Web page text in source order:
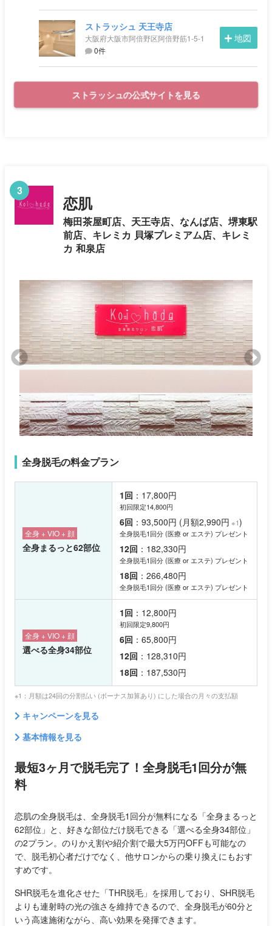
ストラッシュ 天王寺店
大阪府大阪市阿倍野区阿倍野筋1-5-1
0件
地図
ストラッシュの公式サイトを見る
3
恋肌
梅田茶屋町店、天王寺店、なんば店、堺東駅
前店、キレミカ 貝塚プレミアム店、キレミ
カ 和泉店
全身脱毛の料金プラン
全身 + VIO + 顔
全身まるっと62部位
1回 ：17,800円
初回限定14,800円
6回 ：93,500円 (月額2,990円 ※1)
全身脱毛1回分 (医療 or エステ) プレゼント
12回 ：182,330円
全身脱毛1回分 (医療 or エステ) プレゼント
18回 ：266,480円
全身脱毛1回分 (医療 or エステ) プレゼント
全身 + VIO + 顔
選べる全身34部位
1回 ：12,800円
初回限定9,800円
6回 ：65,800円
12回 ：128,310円
18回 ：187,530円
※1：月額は24回の分割払い (ボーナス加算あり) にした場合の月々の支払額
キャンペーンを見る
基本情報を見る
最短3ヶ月で脱毛完了！全身脱毛1回分が無
料
恋肌の全身脱毛は、全身脱毛1回分が無料になる「全身まるっと
62部位」と、好きな部位だけ脱毛できる「選べる全身34部位」
の2プラン。のりかえ割や紹介割で最大5万円OFFも可能なの
で、脱毛初心者だけでなく、他サロンからの乗り換えにもおす
すめです。
SHR脱毛を進化させた「THR脱毛」を採用しており、SHR脱毛
よりも連射時の光の強さを維持できるので、全身脱毛が60分と
いう高速施術ながら、高い効果を発揮できます。